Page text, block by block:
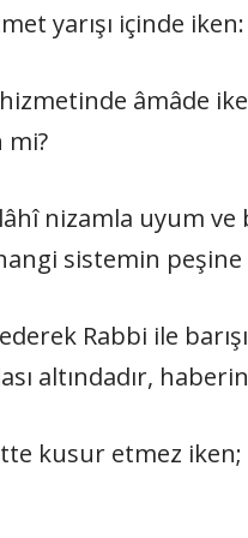
yarışı içinde iken:
âmâde
mi?
nizamla uyum ve
sistemin peşine
Rabbi ile
altındadır, haberin
kusur etmez